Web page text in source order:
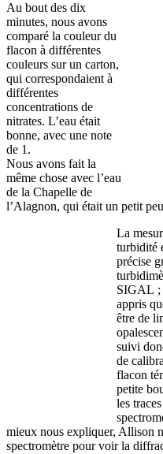
Au bout des dix
minutes, nous avons
comparé la couleur du
flacon à différentes
couleurs sur un carton,
qui correspondaient à
différentes
concentrations de
nitrates. L’eau était
bonne, avec une note
de 1.
Nous avons fait la
même chose avec l’eau
de la Chapelle de
l’Alagnon, qui était un petit
La
turbidité
précise
SIGAL ;
appris
être de
suivi
de
flacon
petite
les
mieux nous expliquer, Allison
spectromètre pour voir la